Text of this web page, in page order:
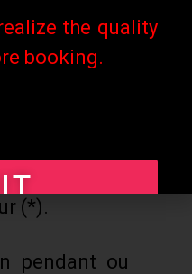
le mois
le
50% du
(*).
pendant ou
the quality
booking.